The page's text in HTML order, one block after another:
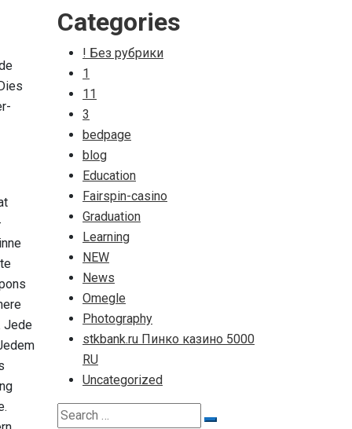
Jede
Categories
! Без рубрики
1
11
3
bedpage
blog
Education
Fairspin-casino
Graduation
Learning
NEW
News
Omegle
Photography
stkbank.ru Пинко казино 5000
RU
Uncategorized
Search